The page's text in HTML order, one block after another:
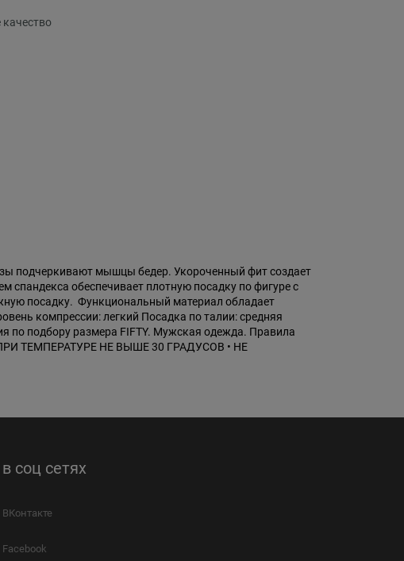
подчеркивают мышцы бедер. Укороченный фит создает
обеспечивает плотную посадку по фигуре с
посадку. Функциональный материал обладает
компрессии: легкий Посадка по талии: средняя
по подбору размера FIFTY. Мужская одежда. Правила
ТЕМПЕРАТУРЕ НЕ ВЫШЕ 30 ГРАДУСОВ • НЕ
соц сетях
ВКонтакте
Facebook